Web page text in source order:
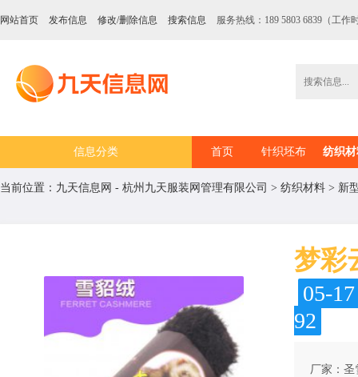
网站首页 发布信息 修改/删除信息 搜索信息 服务热线：189 5803 6839（工作
信息分类 首页 针织坯布 纺织
当前位置： 九天信息网 - 杭州九天服装网管理有限公司 > 纺织材料 > 新
梦彩
05-
92
厂家： 圣